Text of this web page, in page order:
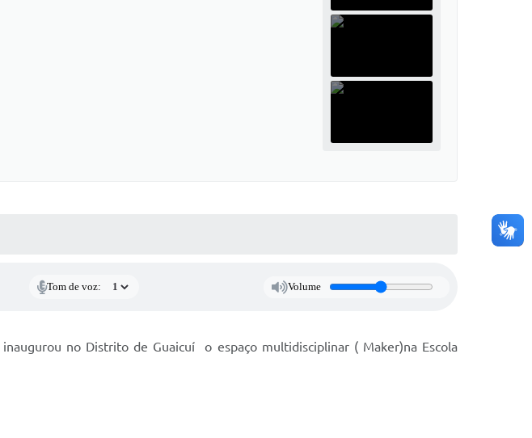
Tom de voz: Volume
no Distrito de Guaicuí o espaço multidisciplinar ( Maker)na Escola